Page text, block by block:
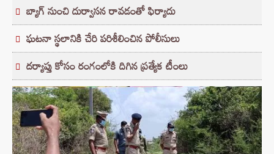
బ్యాగ్ నుంచి దుర్వాసన రావడంతో ఫిర్యాదు
ఘటనా స్థలానికి చేరి పరిశీలించిన పోలీసులు
దర్యాప్తు కోసం రంగంలోకి దిగిన ప్రత్యేక టీంలు